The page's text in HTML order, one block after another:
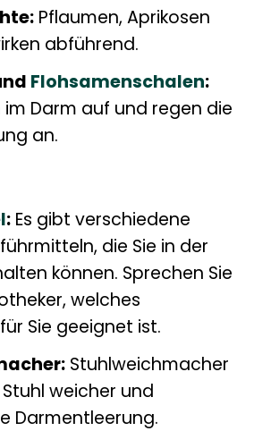
Pflaumen, Aprikosen
abführend.
Flohsamenschalen:
im Darm auf und regen die
an.
:Es gibt verschiedene
die Sie in der
können. Sprechen Sie
welches
Sie geeignet ist.
Stuhlweichmacher
weicher und
Darmentleerung.